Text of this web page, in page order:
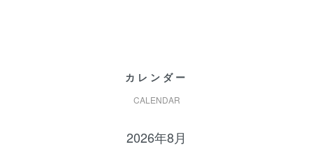
カレンダー
CALENDAR
2026年8月